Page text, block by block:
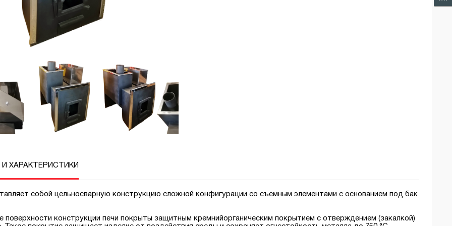
ХАРАКТЕРИСТИКИ
собой цельносварную конструкцию сложной конфигурации со съемным элементами с основанием под бак
поверхности конструкции печи покрыты защитным кремнийорганическим покрытием с отверждением (закалкой)